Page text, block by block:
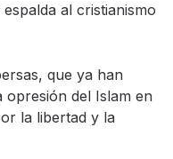
al cristianismo
que ya han
opresión del Islam en
la libertad y la